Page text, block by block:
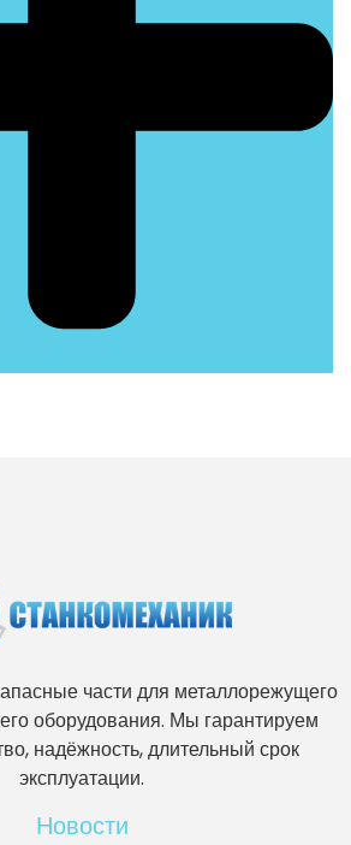
части для металлорежущего
оборудования. Мы гарантируем
надёжность, длительный срок
эксплуатации.
Новости